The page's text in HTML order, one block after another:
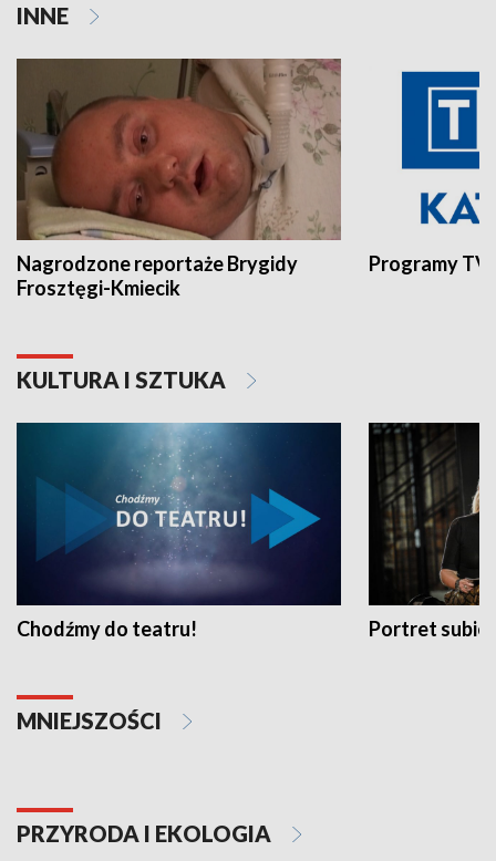
INNE
Nagrodzone reportaże Brygidy
Frosztęgi-Kmiecik
Programy
KULTURA I SZTUKA
Chodźmy do teatru! Portret
MNIEJSZOŚCI
PRZYRODA I EKOLOGIA